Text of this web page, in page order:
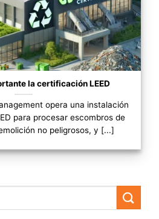
la certificación LEED
opera una instalación
para procesar escombros de
no peligrosos, y [...]